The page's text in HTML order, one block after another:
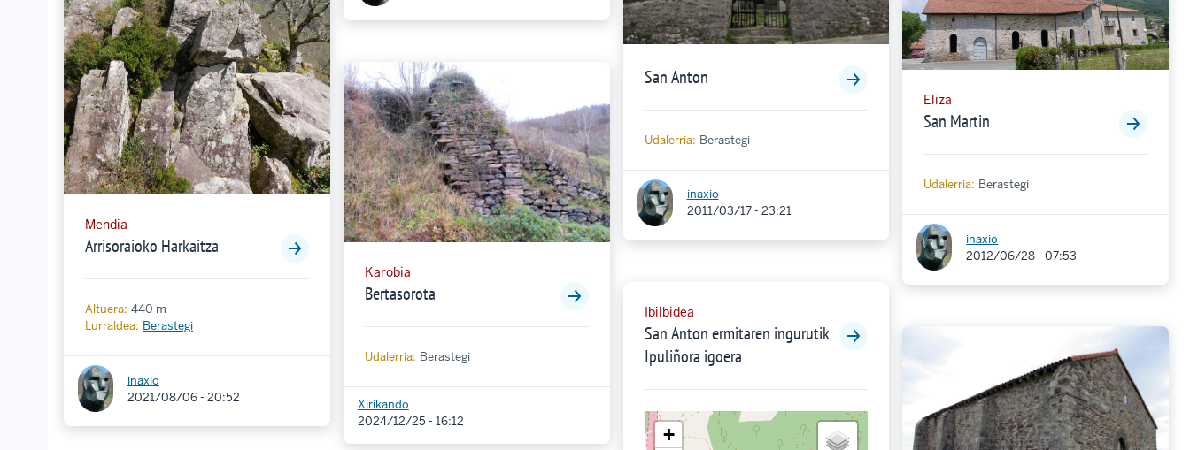
Mendia
Arrisoraioko Harkaitza
Altuera: 440 m
Lurraldea: Berastegi
inaxio
2021/08/06 - 20:52
Karobia
Bertasorota
Udalerria: Berastegi
Xirikando
2024/12/25 - 16:12
San Anton
Udalerria: Berastegi
inaxio
2011/03/17 - 23:21
Ibilbidea
San Anton ermitaren ingurutik
Ipuliñora igoera
+
Eliza
San Martin
Udalerria: Berastegi
inaxio
2012/06/28 - 07:53